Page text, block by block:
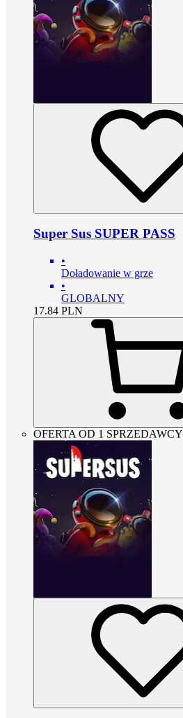
Super Sus SUPER PASS
•
Doładowanie w grze
•
GLOBALNY
17.84 PLN
OFERTA OD 1 SPRZEDAWCY